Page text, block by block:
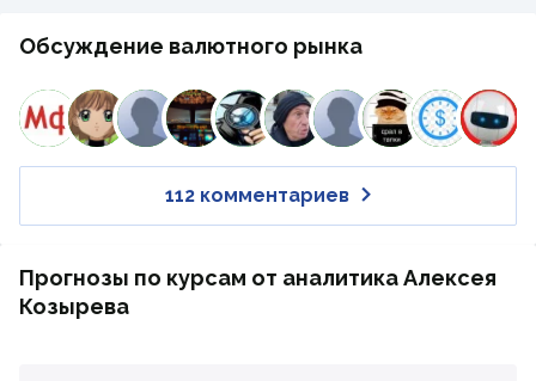
Обсуждение валютного рынка
112 комментариев
Прогнозы по курсам от аналитика Алексея
Козырева